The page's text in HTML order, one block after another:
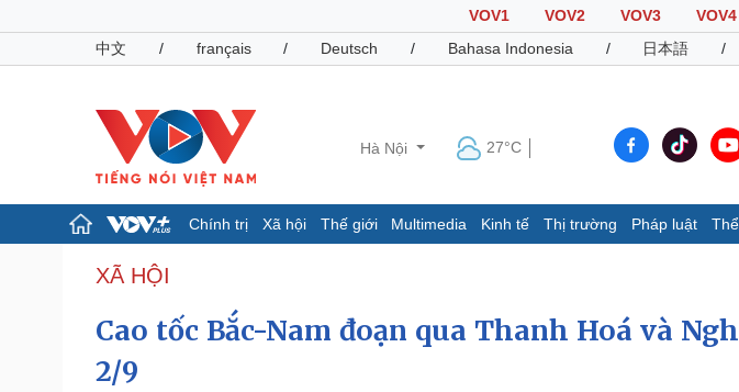
VOV1 VOV2 VOV3 VOV4
中文
/ français / Deutsch / Bahasa Indonesia / 日本語 /
Hà Nội 27°C
Chính trị Xã hội Thế giới Multimedia Kinh tế Thị trường Pháp luật
Chính trị
Tổ chức nhân sự
Quốc hội
Nhận diện sự thật
Dự báo thời tiết
Giáo dục
Cuộc sống đó đây
Hồ sơ
XÃ HỘI
Cao tốc Bắc-Nam đoạn qua Thanh Hoá và
2/9